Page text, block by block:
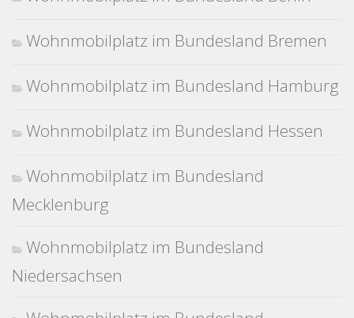
Wohnmobilplatz im Bundesland Bremen
Wohnmobilplatz im Bundesland Hamburg
Wohnmobilplatz im Bundesland Hessen
Wohnmobilplatz im Bundesland
Mecklenburg
Wohnmobilplatz im Bundesland
Niedersachsen